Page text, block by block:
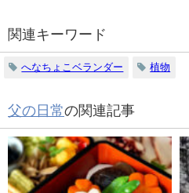
関連キーワード
へなちょこベランダー 植物
父の日常の関連記事